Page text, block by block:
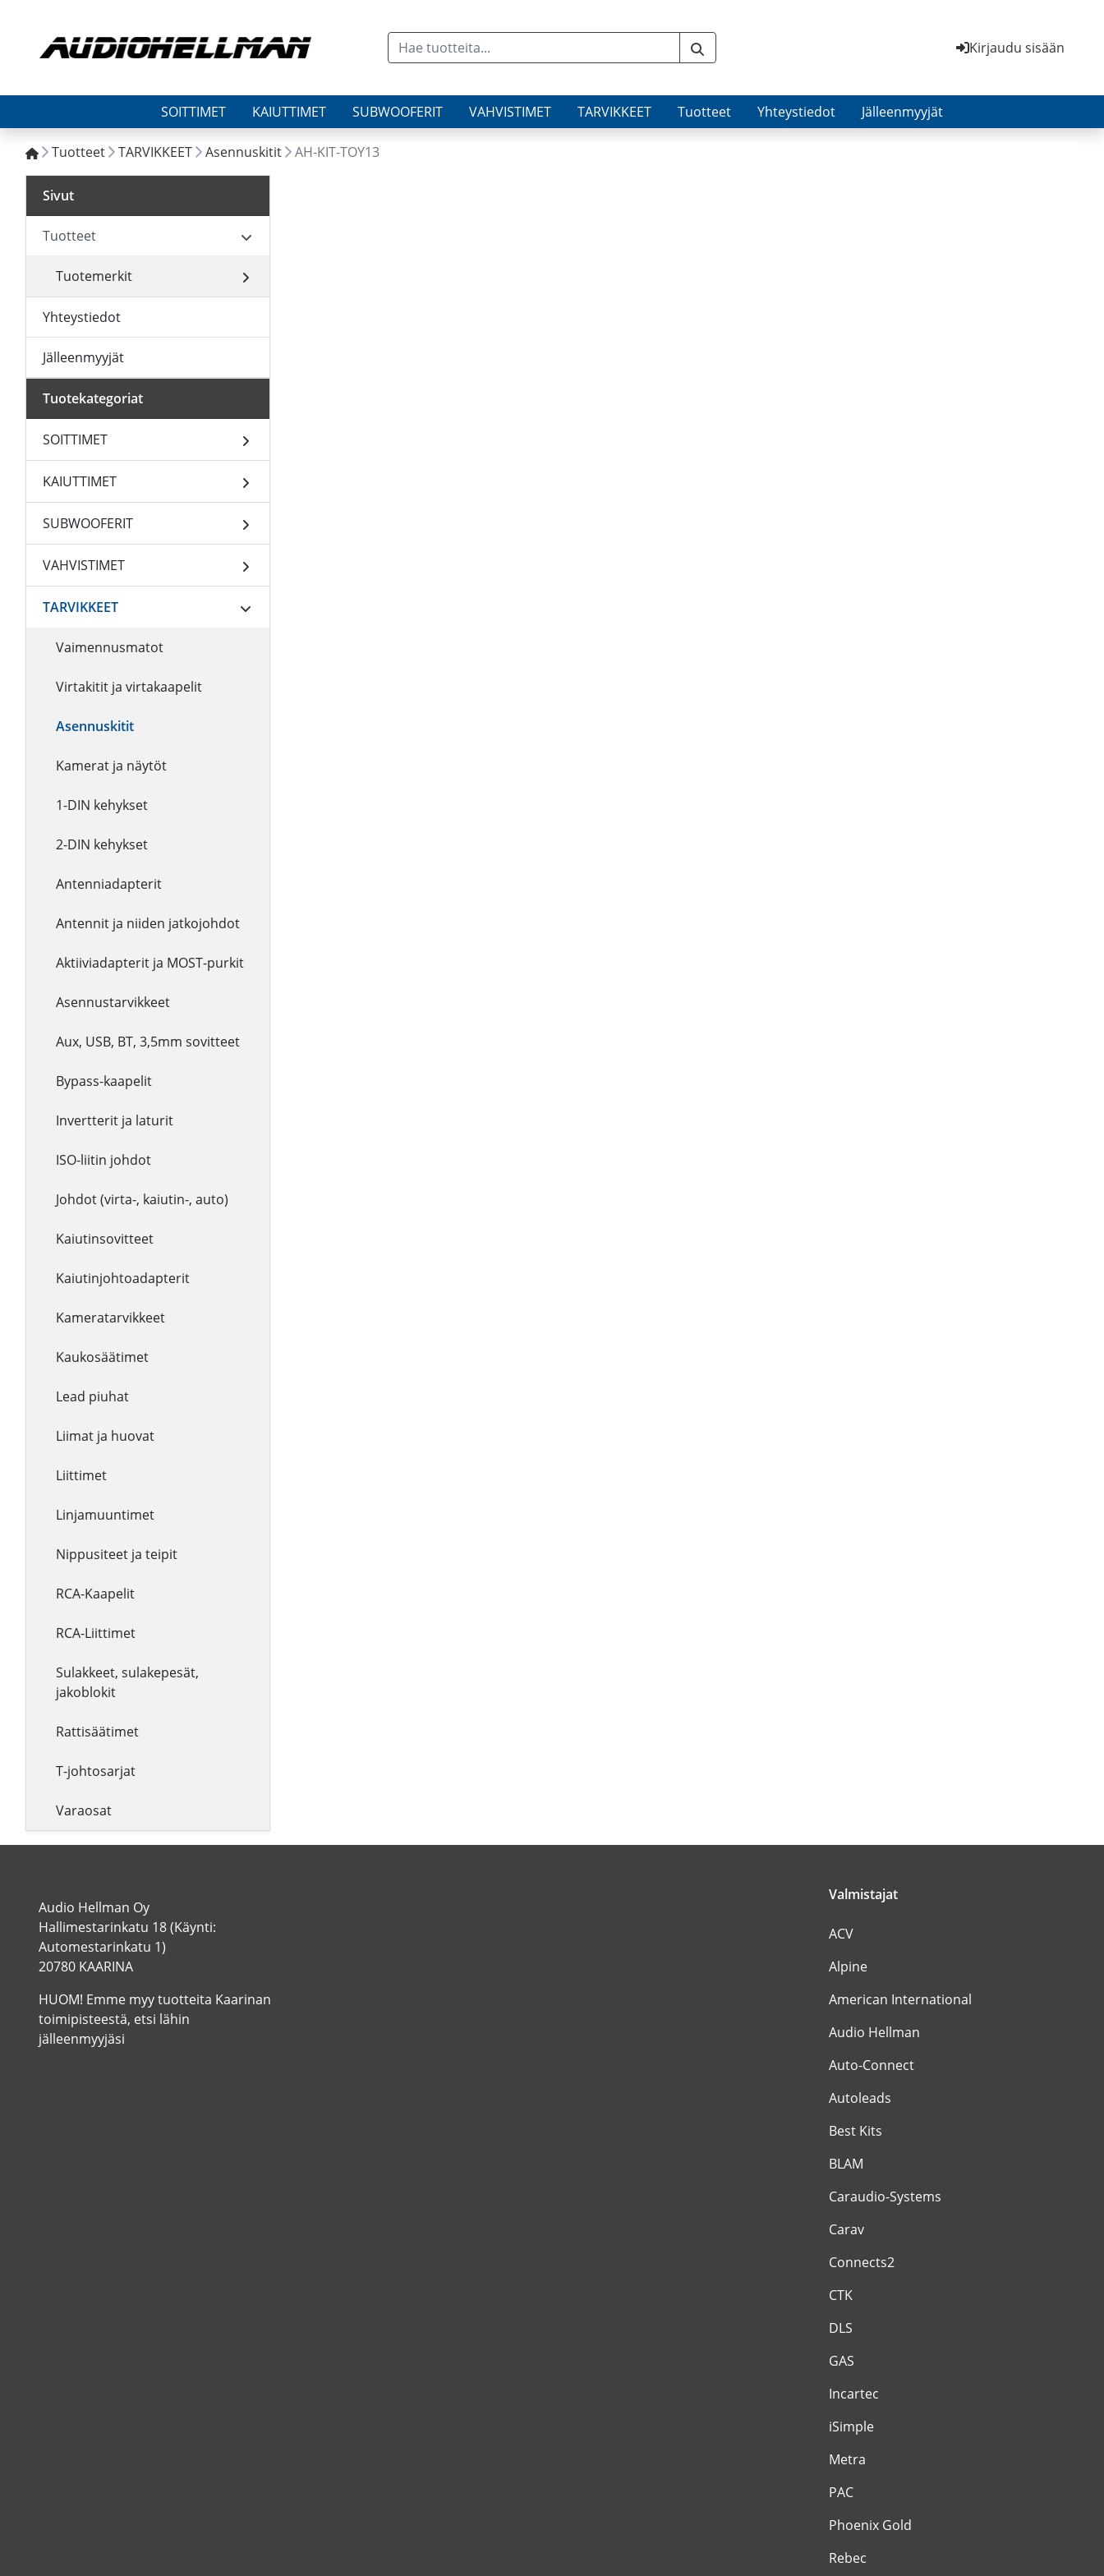
Kirjaudu sisään
SOITTIMET KAIUTTIMET SUBWOOFERIT VAHVISTIMET TARVIKKEET Tuotteet Yhteystiedot Jälleenmyyjät
Tuotteet TARVIKKEET Asennuskitit AH-KIT-TOY13
Sivut
Tuotteet
Tuotemerkit
Yhteystiedot
Jälleenmyyjät
Tuotekategoriat
SOITTIMET
KAIUTTIMET
SUBWOOFERIT
VAHVISTIMET
TARVIKKEET
Vaimennusmatot
Virtakitit ja virtakaapelit
Asennuskitit
Kamerat ja näytöt
1-DIN kehykset
2-DIN kehykset
Antenniadapterit
Antennit ja niiden jatkojohdot
Aktiiviadapterit ja MOST-purkit
Asennustarvikkeet
Aux, USB, BT, 3,5mm sovitteet
Bypass-kaapelit
Invertterit ja laturit
ISO-liitin johdot
Johdot (virta-, kaiutin-, auto)
Kaiutinsovitteet
Kaiutinjohtoadapterit
Kameratarvikkeet
Kaukosäätimet
Lead piuhat
Liimat ja huovat
Liittimet
Linjamuuntimet
Nippusiteet ja teipit
RCA-Kaapelit
RCA-Liittimet
Sulakkeet, sulakepesät,
jakoblokit
Rattisäätimet
T-johtosarjat
Varaosat
Audio Hellman Oy
Hallimestarinkatu 18 (Käynti:
Automestarinkatu 1)
20780 KAARINA
HUOM! Emme myy tuotteita Kaarinan
toimipisteestä, etsi lähin
jälleenmyyjäsi
Valmistajat
ACV
Alpine
American International
Audio Hellman
Auto-Connect
Autoleads
Best Kits
BLAM
Caraudio-Systems
Carav
Connects2
CTK
DLS
GAS
Incartec
iSimple
Metra
PAC
Phoenix Gold
Rebec